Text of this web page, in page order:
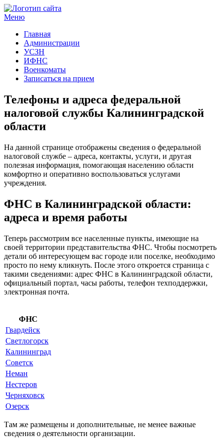
Меню
Главная
Администрации
УСЗН
ИФНС
Военкоматы
Записаться на прием
Телефоны и адреса федеральной
налоговой службы Калининградской
области
На данной странице отображены сведения о федеральной
налоговой службе – адреса, контакты, услуги, и другая
полезная информация, помогающая населению области
комфортно и оперативно воспользоваться услугами
учреждения.
ФНС в Калининградской области:
адреса и время работы
Теперь рассмотрим все населенные пункты, имеющие на
своей территории представительства ФНС. Чтобы посмотреть
детали об интересующем вас городе или поселке, необходимо
просто по нему кликнуть. После этого откроется страница с
такими сведениями: адрес ФНС в Калининградской области,
официальный портал, часы работы, телефон техподдержки,
электронная почта.
ФНС
Гвардейск
Светлогорск
Калининград
Советск
Неман
Нестеров
Черняховск
Озерск
Там же размещены и дополнительные, не менее важные
сведения о деятельности организации.